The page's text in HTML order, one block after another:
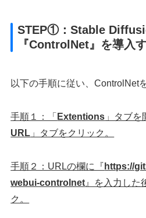
STEP①：Stable
『ControlNet』を導入
以下の手順に従い、ControlNet
手順１：「 Extentions 」タブを
URL 」タブをクリック。
手順２：URLの欄に『 https://
webui-controlnet 』を入力した
ク。